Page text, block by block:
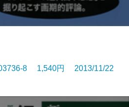
8 1,540円 2013/11/22